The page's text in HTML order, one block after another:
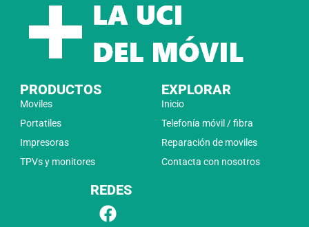
PRODUCTOS
Moviles
Portatiles
Impresoras
TPVs y monitores
EXPLORAR
Inicio
Telefonía móvil / fibra
Reparación de moviles
Contacta con nosotros
REDES